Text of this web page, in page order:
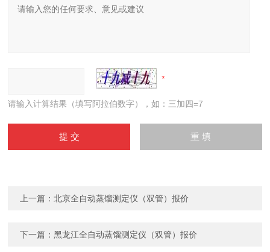
请输入计算结果（填写阿拉伯数字），如：三加四=7
上一篇：北京全自动蒸馏测定仪（双管）报价
下一篇：黑龙江全自动蒸馏测定仪（双管）报价